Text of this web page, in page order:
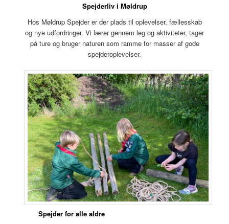
Spejderliv i Møldrup
Hos Møldrup Spejder er der plads til oplevelser, fællesskab
og nye udfordringer. Vi lærer gennem leg og aktiviteter, tager
på ture og bruger naturen som ramme for masser af gode
spejderoplevelser.
Spejder for alle aldre